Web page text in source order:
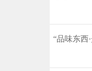
“品味东西